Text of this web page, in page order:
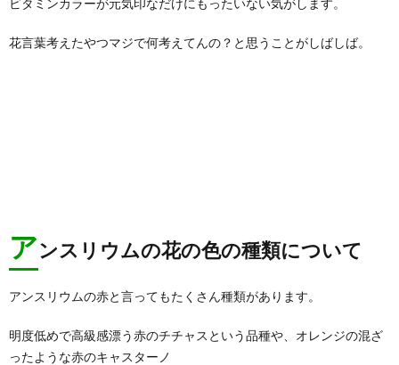
ビタミンカラーが元気印なだけにもったいない気がします。
花言葉考えたやつマジで何考えてんの？と思うことがしばしば。
アンスリウムの花の色の種類について
アンスリウムの赤と言ってもたくさん種類があります。
明度低めで高級感漂う赤のチチャスという品種や、オレンジの混ざ
ったような赤のキャスターノ